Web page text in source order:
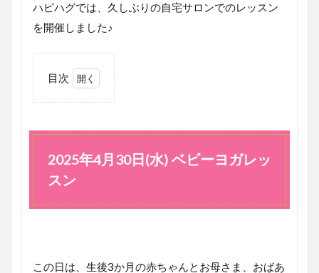
ハピハグでは、久しぶりの自宅サロンでのレッスン
を開催しました♪
目次
日
(水)
ベビ
ガレ
2025年4月30日(水) ベビーヨガレッ
スン
この日は、生後3か月の赤ちゃんとお母さま、おばあ